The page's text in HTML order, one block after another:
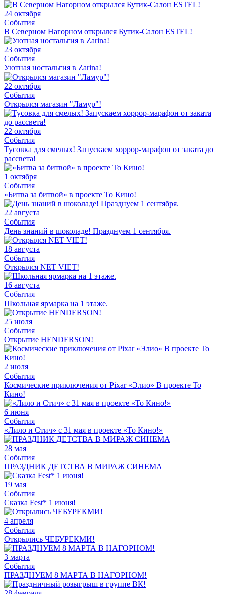
24 октября
События
В Северном Нагорном открылся Бутик-Салон ESTEL!
23 октября
События
Уютная ностальгия в Zarina!
22 октября
События
Открылся магазин "Ламур"!
22 октября
События
Тусовка для смелых! Запускаем хоррор-марафон от заката до
рассвета!
1 октября
События
«Битва за битвой» в проекте То Кино!
22 августа
События
День знаний в шоколаде! Празднуем 1 сентября.
18 августа
События
Открылся NET VIET!
16 августа
События
Школьная ярмарка на 1 этаже.
25 июля
События
Открытие HENDERSON!
2 июля
События
Космические приключения от Pixar «Элио» В проекте То
Кино!
6 июня
События
«Лило и Стич» с 31 мая в проекте «То Кино!»
28 мая
События
ПРАЗДНИК ДЕТСТВА В МИРАЖ СИНЕМА
19 мая
События
Сказка Fest* 1 июня!
4 апреля
События
Открылись ЧЕБУРЕКМИ!
3 марта
События
ПРАЗДНУЕМ 8 МАРТА В НАГОРНОМ!